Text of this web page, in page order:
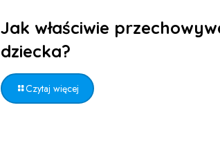
Jak właściwie
dziecka?
Czytaj więcej